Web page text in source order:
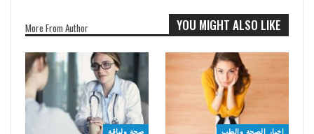
YOU MIGHT ALSO LIKE
More From Author
اخبار الصحة والطب صحة ولياقة